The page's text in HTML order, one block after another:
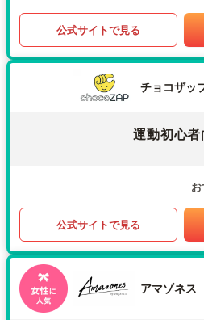
公式サイトで見る
チョコザッ
運動初心者
公式サイトで見る
アマゾネス